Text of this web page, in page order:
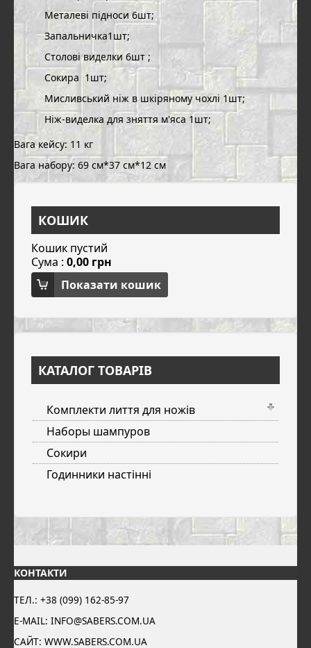
Металеві підноси 6шт;
Запальничка1шт;
Столові виделки 6шт ;
Сокира 1шт;
Мисливський ніж в шкіряному чохлі 1шт;
Ніж-виделка для зняття м'яса 1шт;
Вага кейсу: 11 кг
Вага набору: 69 см*37 см*12 см
КОШИК
Кошик пустий
Сума : 0,00 грн
Показати кошик
КАТАЛОГ ТОВАРІВ
Комплекти лиття для ножів
Наборы шампуров
Сокири
Годинники настінні
КОНТАКТИ
ТЕЛ.: +38 (099) 162-85-97
E-MAIL: INFO@SABERS.COM.UA
САЙТ: WWW.SABERS.COM.UA